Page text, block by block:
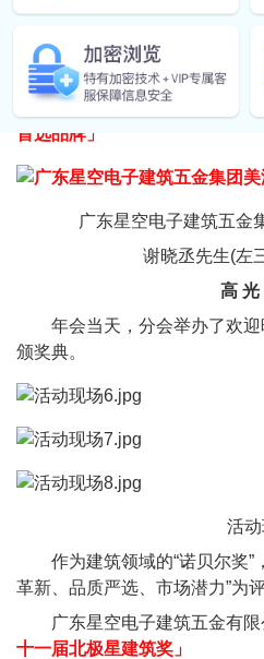
谢晓东先生(左二
广东美润新材料科技有限公
首选品牌」
广东星空电子建筑五金
谢晓丞先生(左三
高 光
年会当天，分会举办了欢迎
颁奖典。
活动
作为建筑领域的“诺贝尔奖”
革新、品质严选、市场潜力”为
广东星空电子建筑五金有限
十一届北极星建筑奖」